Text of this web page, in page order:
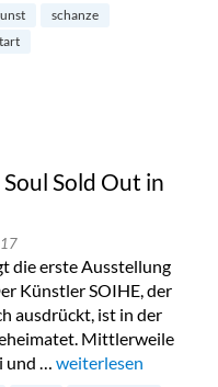
schanze
Sold Out in
die erste Ausstellung
Künstler SOIHE, der
ausdrückt, ist in der
Mittlerweile
und … weiterlesen